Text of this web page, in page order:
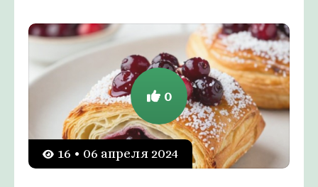
16 • 06 апреля 2024
0